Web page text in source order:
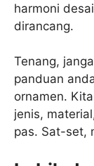
harmoni
dirancang.
Tenang,
panduan
ornamen.
jenis,
pas. Sat-set,